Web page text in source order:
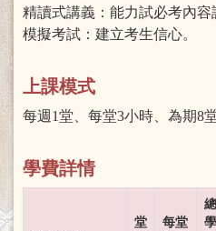
精讀式講義：能力試必考內容
模擬考試：建立考生信心。
上課模式
每週1堂、每堂3小時、為期8
學費詳情
堂
每堂
總
學